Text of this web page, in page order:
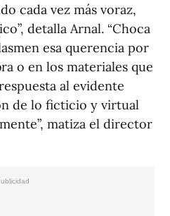
cada vez más voraz,
detalla Arnal. “Choca
esa querencia por
o en los materiales que
al evidente
de lo ficticio y virtual
matiza el director